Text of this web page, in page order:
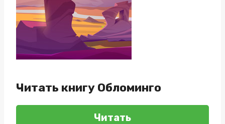
Читать книгу Обломинго
Читать